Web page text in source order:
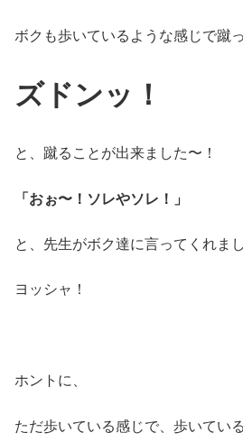
ボクも歩いているような感じで蹴
ズドンッ！
と、蹴ることが出来ました〜！
「おぉ〜！ソレやソレ！」
と、先生がボク達に言ってくれま
ヨッシャ！
ホントに、
ただ歩いている感じで、歩いてい